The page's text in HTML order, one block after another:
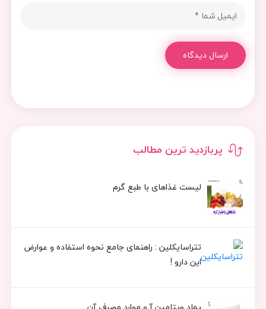
پربازدید ترین مطالب
لیست غذاهای با طبع گرم
تتراسایکلین : راهنمای جامع نحوه استفاده و عوارض
این دارو !
ارسال دیدگاه